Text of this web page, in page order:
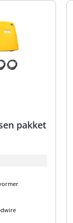
pakket